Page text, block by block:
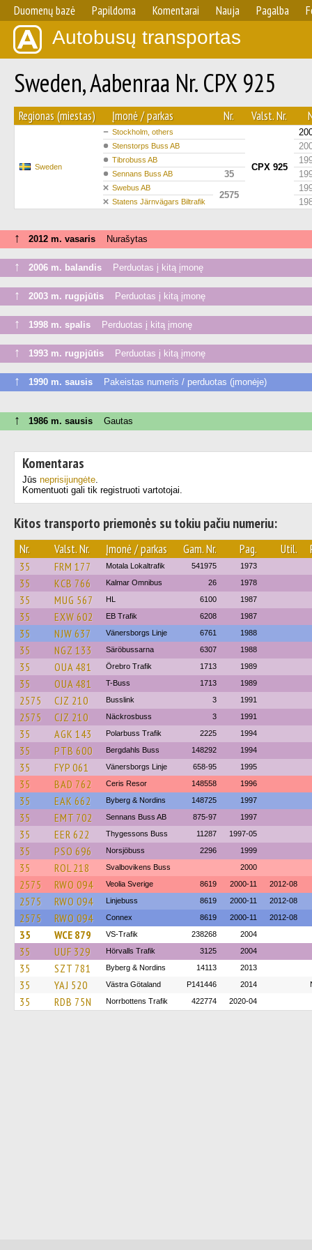
Duomenų bazė Papildoma Komentarai Nauja Pagalba
Autobusų transportas
Sweden, Aabenraa Nr. CPX 925
Regionas (miestas) Įmonė / parkas Nr. Valst. Nr.
Sweden
Stockholm, others
CPX 925
Stenstorps Buss AB
Tibrobuss AB
Sennans Buss AB 35
Swebus AB
2575
Statens Järnvägars Biltrafik
↑ 2012 m. vasaris Nurašytas
↑ 2006 m. balandis Perduotas į kitą įmonę
↑ 2003 m. rugpjūtis Perduotas į kitą įmonę
↑ 1998 m. spalis Perduotas į kitą įmonę
↑ 1993 m. rugpjūtis Perduotas į kitą įmonę
↑ 1990 m. sausis Pakeistas numeris / perduotas (įmonėje)
↑ 1986 m. sausis Gautas
Komentaras
Jūs neprisijungėte.
Komentuoti gali tik registruoti vartotojai.
Kitos transporto priemonės su tokiu pačiu numeriu:
Nr. Valst. Nr. Įmonė / parkas Gam. Nr. Pag. Util.
35 FRM 177 Motala Lokaltrafik 541975 1973
35 KCB 766 Kalmar Omnibus 26 1978
35 MUG 567 HL 6100 1987
35 EXW 602 EB Trafik 6208 1987
35 NJW 637 Vänersborgs Linje 6761 1988
35 NGZ 133 Säröbussarna 6307 1988
35 OUA 481 Örebro Trafik 1713 1989
35 OUA 481 T-Buss 1713 1989
2575 CJZ 210 Busslink 3 1991
2575 CJZ 210 Näckrosbuss 3 1991
35 AGK 143 Polarbuss Trafik 2225 1994
35 PTB 600 Bergdahls Buss 148292 1994
35 FYP 061 Vänersborgs Linje 658-95 1995
35 BAD 762 Ceris Resor 148558 1996
35 EAK 662 Byberg & Nordins 148725 1997
35 EMT 702 Sennans Buss AB 875-97 1997
35 EER 622 Thygessons Buss 11287 1997-05
35 PSO 696 Norsjöbuss 2296 1999
35 ROL 218 Svalbovikens Buss 2000
2575 RWO 094 Veolia Sverige 8619 2000-11 2012-08
2575 RWO 094 Linjebuss 8619 2000-11 2012-08
2575 RWO 094 Connex 8619 2000-11 2012-08
35 WCE 879 VS-Trafik 238268 2004
35 UUF 329 Hörvalls Trafik 3125 2004
35 SZT 781 Byberg & Nordins 14113 2013
35 YAJ 520 Västra Götaland P141446 2014
35 RDB 75N Norrbottens Trafik 422774 2020-04